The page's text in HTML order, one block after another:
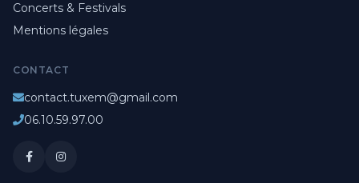
Concerts & Festivals
Mentions légales
CONTACT
contact.tuxem@gmail.com
06.10.59.97.00